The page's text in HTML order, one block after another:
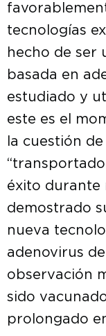
tecnologías
hecho de ser
basada en
estudiado y
este es el
la cuestión
éxito durante
demostrado
nueva
adenovirus
observación
sido
prolongado